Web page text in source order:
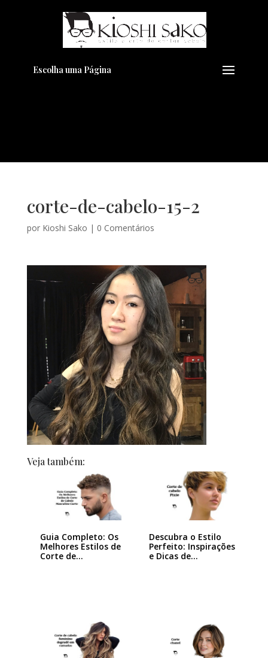
Escolha uma Página
corte-de-cabelo-15-2
por Kioshi Sako | 0 Comentários
Veja também:
Guia Completo: Os
Melhores Estilos de
Corte de…
Descubra o Estilo
Perfeito: Inspirações
e Dicas de…
Pensando em transformar seu
Visual??